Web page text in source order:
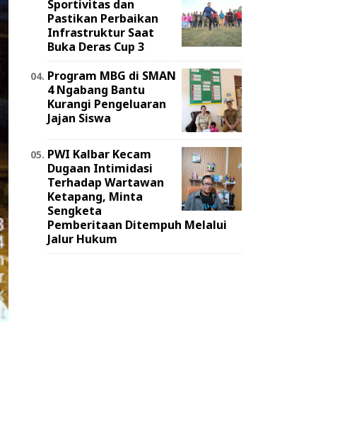
Sportivitas dan
Pastikan Perbaikan
Infrastruktur Saat
Buka Deras Cup 3
Program MBG di SMAN
4 Ngabang Bantu
Kurangi Pengeluaran
Jajan Siswa
PWI Kalbar Kecam
Dugaan Intimidasi
Terhadap Wartawan
Ketapang, Minta
Sengketa
Pemberitaan Ditempuh Melalui
Jalur Hukum